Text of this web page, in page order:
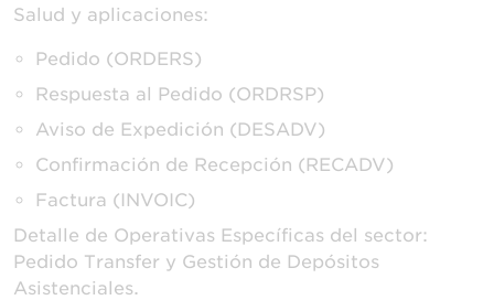
Salud y aplicaciones:
Pedido (ORDERS)
Respuesta al Pedido (ORDRSP)
Aviso de Expedición (DESADV)
Confirmación de Recepción (RECADV)
Factura (INVOIC)
Detalle de Operativas Específicas del sector:
Pedido Transfer y Gestión de Depósitos
Asistenciales.